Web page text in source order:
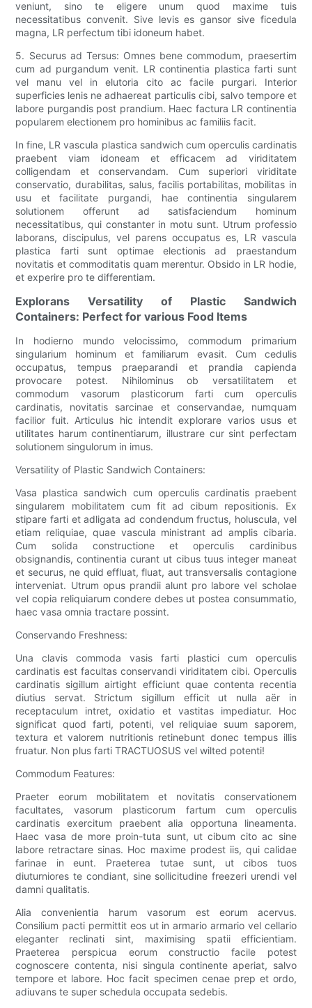
veniunt, sino te eligere unum quod maxime tuis
necessitatibus convenit. Sive levis es gansor sive ficedula
magna, LR perfectum tibi idoneum habet.
5. Securus ad Tersus: Omnes bene commodum, praesertim
cum ad purgandum venit. LR continentia plastica farti sunt
vel manu vel in elutoria cito ac facile purgari. Interior
superficies lenis ne adhaereat particulis cibi, salvo tempore et
labore purgandis post prandium. Haec factura LR continentia
popularem electionem pro hominibus ac familiis facit.
In fine, LR vascula plastica sandwich cum operculis cardinatis
praebent viam idoneam et efficacem ad viriditatem
colligendam et conservandam. Cum superiori viriditate
conservatio, durabilitas, salus, facilis portabilitas, mobilitas in
usu et facilitate purgandi, hae continentia singularem
solutionem offerunt ad satisfaciendum hominum
necessitatibus, qui constanter in motu sunt. Utrum professio
laborans, discipulus, vel parens occupatus es, LR vascula
plastica farti sunt optimae electionis ad praestandum
novitatis et commoditatis quam merentur. Obsido in LR hodie,
et experire pro te differentiam.
Explorans Versatility of Plastic Sandwich
Containers: Perfect for various Food Items
In hodierno mundo velocissimo, commodum primarium
singularium hominum et familiarum evasit. Cum cedulis
occupatus, tempus praeparandi et prandia capienda
provocare potest. Nihilominus ob versatilitatem et
commodum vasorum plasticorum farti cum operculis
cardinatis, novitatis sarcinae et conservandae, numquam
facilior fuit. Articulus hic intendit explorare varios usus et
utilitates harum continentiarum, illustrare cur sint perfectam
solutionem singulorum in imus.
Versatility of Plastic Sandwich Containers:
Vasa plastica sandwich cum operculis cardinatis praebent
singularem mobilitatem cum fit ad cibum repositionis. Ex
stipare farti et adligata ad condendum fructus, holuscula, vel
etiam reliquiae, quae vascula ministrant ad amplis cibaria.
Cum solida constructione et operculis cardinibus
obsignandis, continentia curant ut cibus tuus integer maneat
et securus, ne quid effluat, fluat, aut transversalis contagione
interveniat. Utrum opus prandii alunt pro labore vel scholae
vel copia reliquiarum condere debes ut postea consummatio,
haec vasa omnia tractare possint.
Conservando Freshness:
Una clavis commoda vasis farti plastici cum operculis
cardinatis est facultas conservandi viriditatem cibi. Operculis
cardinatis sigillum airtight efficiunt quae contenta recentia
diutius servat. Strictum sigillum efficit ut nulla aër in
receptaculum intret, oxidatio et vastitas impediatur. Hoc
significat quod farti, potenti, vel reliquiae suum saporem,
textura et valorem nutritionis retinebunt donec tempus illis
fruatur. Non plus farti TRACTUOSUS vel wilted potenti!
Commodum Features:
Praeter eorum mobilitatem et novitatis conservationem
facultates, vasorum plasticorum fartum cum operculis
cardinatis exercitum praebent alia opportuna lineamenta.
Haec vasa de more proin-tuta sunt, ut cibum cito ac sine
labore retractare sinas. Hoc maxime prodest iis, qui calidae
farinae in eunt. Praeterea tutae sunt, ut cibos tuos
diuturniores te condiant, sine sollicitudine freezeri urendi vel
damni qualitatis.
Alia convenientia harum vasorum est eorum acervus.
Consilium pacti permittit eos ut in armario armario vel cellario
eleganter reclinati sint, maximising spatii efficientiam.
Praeterea perspicua eorum constructio facile potest
cognoscere contenta, nisi singula continente aperiat, salvo
tempore et labore. Hoc facit specimen cenae prep et ordo,
adiuvans te super schedula occupata sedebis.